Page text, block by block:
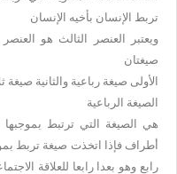
تربط الإنسان بأخيه الإنسان
ويعتبر العنصر الثالث هو
صيغتان
الأولى صيغة رباعية والثانية صيغة
الصيغة الرباعية
هي الصيغة التي ترتبط بموجبها
أطراف فإذا اتخذت صيغة تربط
رابع وهو بعدا رابعا للعلاقة